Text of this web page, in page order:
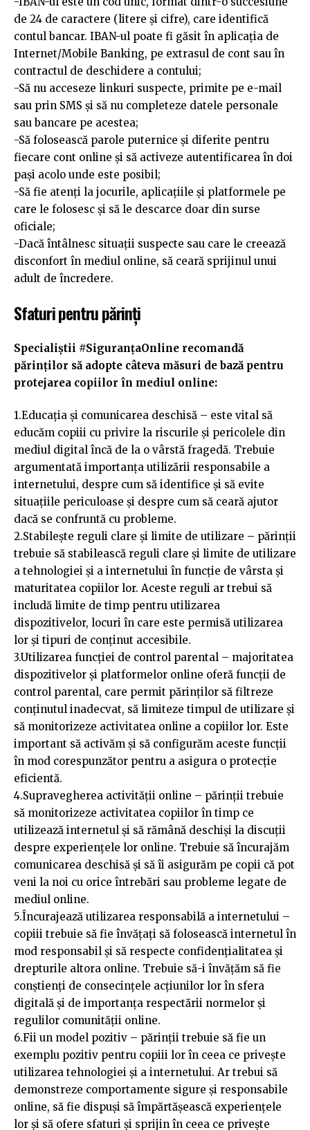
de 24 de caractere (litere și cifre), care identifică
contul bancar. IBAN-ul poate fi găsit în aplicația de
Internet/Mobile Banking, pe extrasul de cont sau în
contractul de deschidere a contului;
-Să nu acceseze linkuri suspecte, primite pe e-mail
sau prin SMS și să nu completeze datele personale
sau bancare pe acestea;
-Să folosească parole puternice și diferite pentru
fiecare cont online și să activeze autentificarea în doi
pași acolo unde este posibil;
-Să fie atenți la jocurile, aplicațiile și platformele pe
care le folosesc și să le descarce doar din surse
oficiale;
-Dacă întâlnesc situații suspecte sau care le creează
disconfort în mediul online, să ceară sprijinul unui
adult de încredere.
Sfaturi pentru părinți
Specialiștii #SiguranțaOnline recomandă
părinților să adopte câteva măsuri de bază pentru
protejarea copiilor în mediul online:
1.Educația și comunicarea deschisă – este vital să
educăm copiii cu privire la riscurile și pericolele din
mediul digital încă de la o vârstă fragedă. Trebuie
argumentată importanța utilizării responsabile a
internetului, despre cum să identifice și să evite
situațiile periculoase și despre cum să ceară ajutor
dacă se confruntă cu probleme.
2.Stabilește reguli clare și limite de utilizare – părinții
trebuie să stabilească reguli clare și limite de utilizare
a tehnologiei și a internetului în funcție de vârsta și
maturitatea copiilor lor. Aceste reguli ar trebui să
includă limite de timp pentru utilizarea
dispozitivelor, locuri în care este permisă utilizarea
lor și tipuri de conținut accesibile.
3.Utilizarea funcției de control parental – majoritatea
dispozitivelor și platformelor online oferă funcții de
control parental, care permit părinților să filtreze
conținutul inadecvat, să limiteze timpul de utilizare și
să monitorizeze activitatea online a copiilor lor. Este
important să activăm și să configurăm aceste funcții
în mod corespunzător pentru a asigura o protecție
eficientă.
4.Supravegherea activității online – părinții trebuie
să monitorizeze activitatea copiilor în timp ce
utilizează internetul și să rămână deschiși la discuții
despre experiențele lor online. Trebuie să încurajăm
comunicarea deschisă și să îi asigurăm pe copii că pot
veni la noi cu orice întrebări sau probleme legate de
mediul online.
5.Încurajează utilizarea responsabilă a internetului –
copiii trebuie să fie învățați să folosească internetul în
mod responsabil și să respecte confidențialitatea și
drepturile altora online. Trebuie să-i învățăm să fie
conștienți de consecințele acțiunilor lor în sfera
digitală și de importanța respectării normelor și
regulilor comunității online.
6.Fii un model pozitiv – părinții trebuie să fie un
exemplu pozitiv pentru copiii lor în ceea ce privește
utilizarea tehnologiei și a internetului. Ar trebui să
demonstreze comportamente sigure și responsabile
online, să fie dispuși să împărtășească experiențele
lor și să ofere sfaturi și sprijin în ceea ce privește